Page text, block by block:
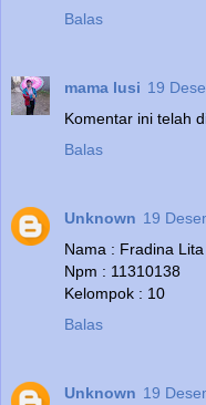
Balas
mama lusi 19
Komentar ini telah
Balas
Unknown 19
Nama : Fradina
Npm : 11310138
Kelompok : 10
Balas
Unknown 19